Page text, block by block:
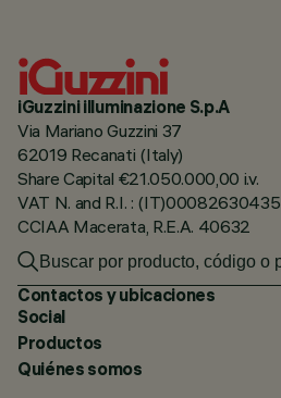
iGuzzini illuminazione S.p.A
Via Mariano Guzzini 37
62019 Recanati (Italy)
Share Capital €21.050.000,00 i.v.
VAT N. and R.I. : (IT)00082630435
CCIAA Macerata, R.E.A. 40632
Contactos y ubicaciones
Social
Productos
Quiénes somos